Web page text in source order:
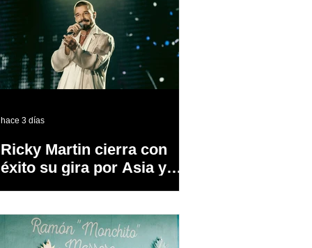
Ricky Martin cierra con
éxito su gira por Asia y
hace 3 días